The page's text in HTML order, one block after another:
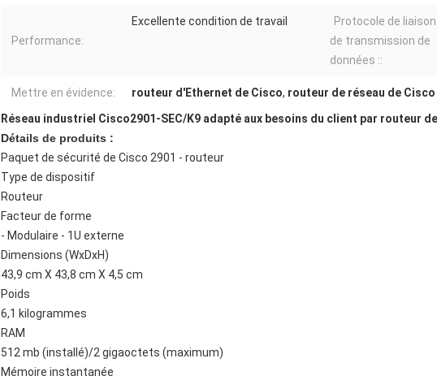
Performance:
Excellente condition de travail
Protocole de liaison
de transmission de
données ::
Mettre en évidence: routeur d'Ethernet de Cisco, routeur de réseau de Cisco
Réseau industriel Cisco2901-SEC/K9 adapté aux besoins du client par routeur
Détails de produits :
Paquet de sécurité de Cisco 2901 - routeur
Type de dispositif
Routeur
Facteur de forme
- Modulaire - 1U externe
Dimensions (WxDxH)
43,9 cm X 43,8 cm X 4,5 cm
Poids
6,1 kilogrammes
RAM
512 mb (installé)/2 gigaoctets (maximum)
Mémoire instantanée